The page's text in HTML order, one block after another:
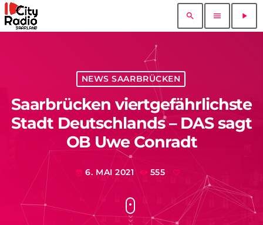
search menu play_arrow
NEWS SAARBRÜCKEN
Saarbrücken viertgefährlichste
Stadt Deutschlands – DAS sagt
OB Uwe Conradt
today 6. MAI 2021 555